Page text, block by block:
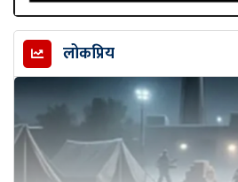
लोकप्रिय